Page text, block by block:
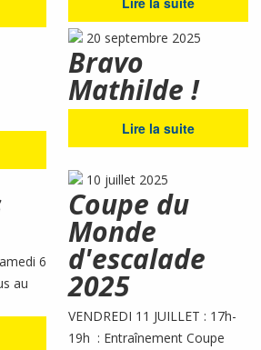
20 septembre 2025
Bravo
Mathilde !
Lire la suite
6
au
10 juillet 2025
Coupe du
Monde
d'escalade
2025
VENDREDI 11 JUILLET : 17h-
19h : Entraînement Coupe